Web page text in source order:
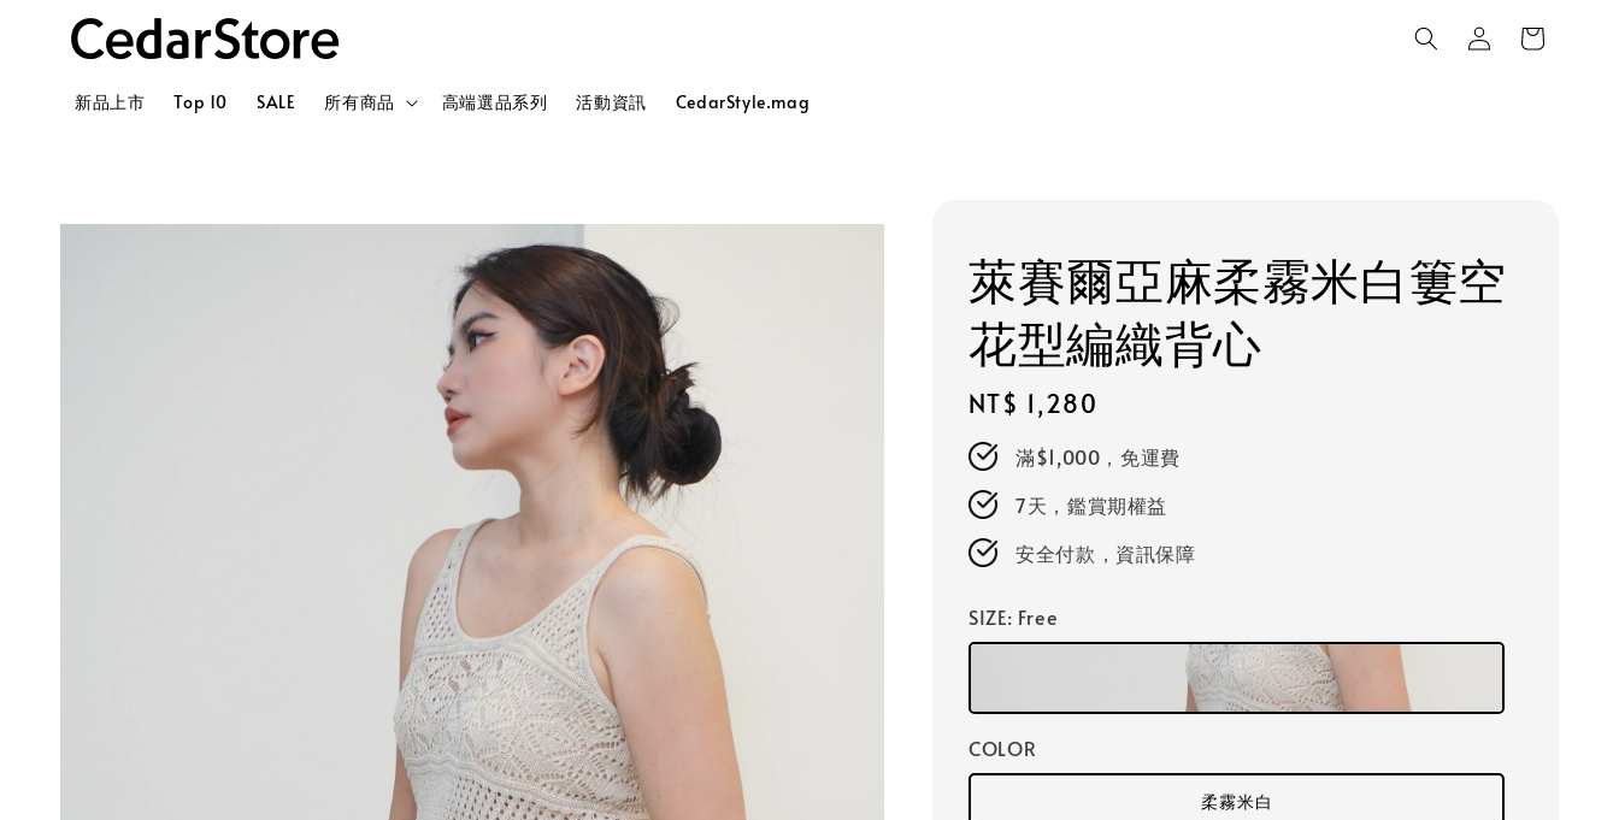
新品上市 Top 10 SALE 所有商品 高端選品系列 活動資訊 CedarStyle.mag
萊賽爾亞麻柔霧米白簍空
花型編織背心
Regular
price
NT$ 1,280
滿$1,000，免運費
7天，鑑賞期權益
安全付款，資訊保障
SIZE: Free
COLOR
柔霧米白